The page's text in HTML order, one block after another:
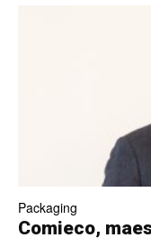
Packaging
Comieco,